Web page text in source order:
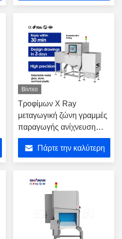
Βίντεο
Τροφίμων X Ray
μεταγωγική ζώνη γραμμές
παραγωγής ανίχνευση
ελαττωμάτων με απόρριψη
Πάρτε την καλύτερη